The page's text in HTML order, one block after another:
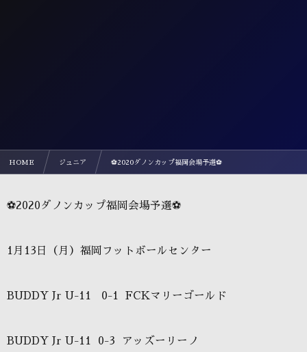
HOME ジュニア ⚽2020ダノンカップ福岡会場予選⚽
⚽2020ダノンカップ福岡会場予選⚽
1月13日（月）福岡フットボールセンター
BUDDY Jr U-11 0-1 FCKマリーゴールド
BUDDY Jr U-11 0-3 アッズーリーノ